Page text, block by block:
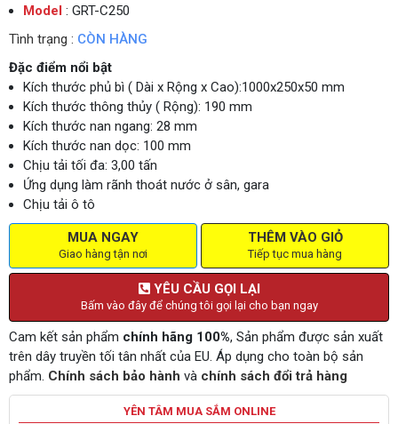
Model : GRT-C250
Tình trạng : CÒN HÀNG
Đặc điểm nổi bật
Kích thước phủ bì ( Dài x Rộng x Cao):1000x250x50 mm
Kích thước thông thủy ( Rộng): 190 mm
Kích thước nan ngang: 28 mm
Kích thước nan dọc: 100 mm
Chịu tải tối đa: 3,00 tấn
Ứng dụng làm rãnh thoát nước ở sân, gara
Chịu tải ô tô
MUA NGAY
Giao hàng tận nơi
THÊM VÀO GIỎ
Tiếp tục mua hàng
YÊU CẦU GỌI LẠI
Bấm vào đây để chúng tôi gọi lại cho bạn ngay
Cam kết sản phẩm chính hãng 100%, Sản phẩm được sản xuất
trên dây truyền tối tân nhất của EU. Áp dụng cho toàn bộ sản
phẩm. Chính sách bảo hành và chính sách đổi trả hàng
YÊN TÂM MUA SẮM ONLINE